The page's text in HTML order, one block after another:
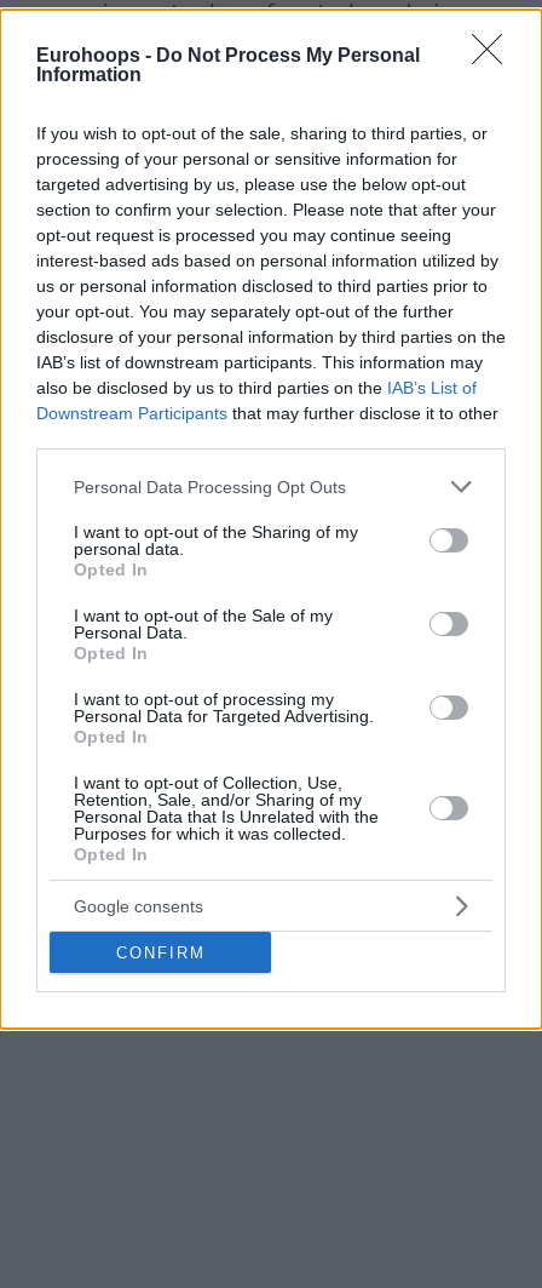
Eurohoops - Do Not Process My Personal
Information
If you wish to opt-out of the sale, sharing to third parties, or
processing of your personal or sensitive information for
targeted advertising by us, please use the below opt-out
section to confirm your selection. Please note that after your
opt-out request is processed you may continue seeing
interest-based ads based on personal information utilized by
us or personal information disclosed to third parties prior to
your opt-out. You may separately opt-out of the further
disclosure of your personal information by third parties on the
IAB’s list of downstream participants. This information may
also be disclosed by us to third parties on the IAB’s List of
Downstream Participants that may further disclose it to other
Please note that this website/app uses one or more Google
not limited to your visit or usage behaviour. You may click to
grant or deny consent to Google and its third-party tags to
use your data for below specified purposes in below Google
consent section.
Personal Data Processing Opt Outs
I want to opt-out of the Sharing of my
personal data.
Opted In
I want to opt-out of the Sale of my
Personal Data.
Opted In
I want to opt-out of processing my
Personal Data for Targeted Advertising.
Opted In
I want to opt-out of Collection, Use,
Retention, Sale, and/or Sharing of my
Personal Data that Is Unrelated with the
Purposes for which it was collected.
Opted In
Google consents
CONFIRM
supo reaccionar antes de que fuera tarde en el primer
cuarto. A base de meter músculo para contrarrestar el
acierto exterior de los de Ibon, el Carpena vivió unos
Fueron Cobbs y Balcerowski los que lograron poner un
ritmo diferente al partido. En una situación atípica de
Unicaja, con pocos puntos y ataques más largos, las
defensas cobraron importancia, y los dominadores de la
competición en las últimas temporadas lo usaron a su favor
antes del descanso (34-29).
Este intercambio de golpes no cambió en la salida de
vestuarios. Con Perry y Webb entrando en escena, los
cajistas poco a poco imponían su estilo y cada posesión valía
(56-49).